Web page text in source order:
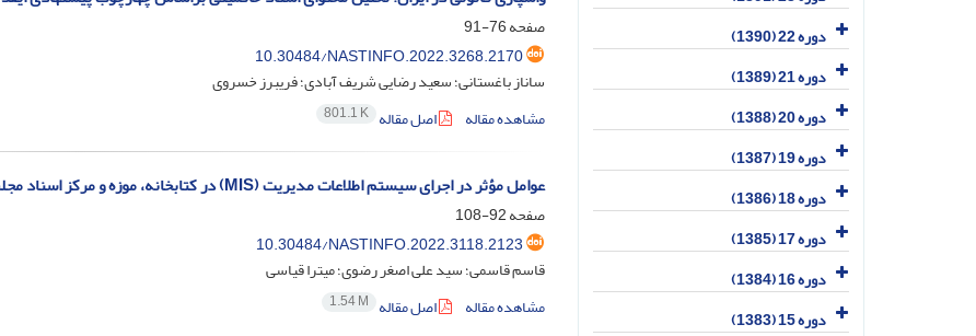
صفحه76-91
10.30484/NASTINFO.2022.3268.2170
ساناز باغستانی؛ سعید رضایی شریف آبادی؛ فریبرز خسروی
مشاهده مقاله
اصل مقاله 801.1 K
عوامل مؤثر در اجرای سیستم اطلاعات مدیریت (MIS) در کتابخانه‌، موزه و مرکز اسناد مجلس شورای اسلامی
صفحه92-108
10.30484/NASTINFO.2022.3118.2123
قاسم قاسمی؛ سید علی اصغر رضوی؛ میترا قیاسی
مشاهده مقاله
اصل مقاله 1.54 M
دوره 22 (1390)
دوره 21 (1389)
دوره 20 (1388)
دوره 19 (1387)
دوره 18 (1386)
دوره 17 (1385)
دوره 16 (1384)
دوره 15 (1383)